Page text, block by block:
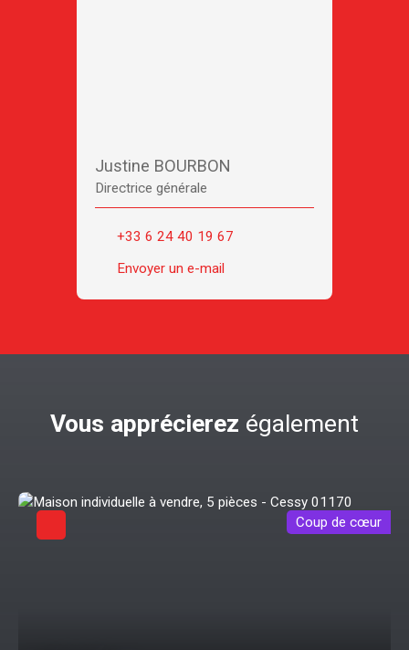
Justine BOURBON
Directrice générale
+33 6 24 40 19 67
Envoyer un e-mail
Vous apprécierez également
Coup de cœur